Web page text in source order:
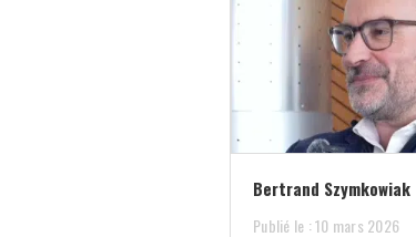
Bertrand Szymkowiak
Publié le : 10 mars 2026